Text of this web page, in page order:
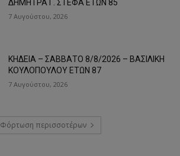
ΔΗΜΗΤΡΑ Γ. ΣΤΕΦΑ ΕΤΩΝ 85
7 Αυγούστου, 2026
ΚΗΔΕΙΑ – ΣΑΒΒΑΤΟ 8/8/2026 – ΒΑΣΙΛΙΚΗ
ΚΟΥΛΟΠΟΥΛΟΥ ΕΤΩΝ 87
7 Αυγούστου, 2026
Φόρτωση περισσοτέρων